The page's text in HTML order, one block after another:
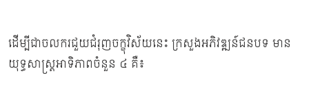
ដើម្បីជាចលករជួយជំរុញចក្ខុវិស័យនេះ ក្រសួងអភិវឌ្ឍន៍ជនបទ មាន
យុទ្ធសាស្ត្រអាទិភាពចំនួន ៤ គឺ៖